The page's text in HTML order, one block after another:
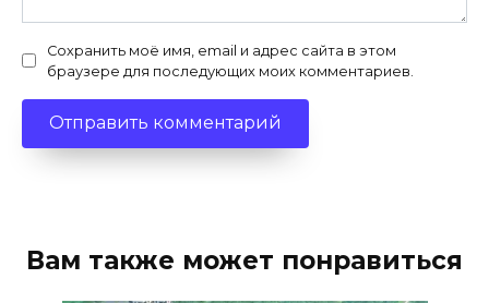
Сохранить моё имя, email и адрес сайта в этом
браузере для последующих моих комментариев.
Вам также может понравиться